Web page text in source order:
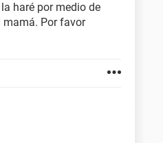
haré por medio de
mamá. Por favor